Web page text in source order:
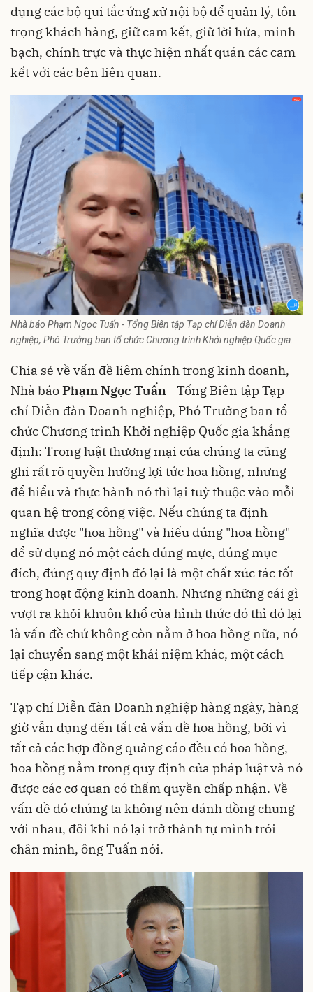
dụng các bộ qui tắc ứng xử nội bộ để quản lý, tôn
trọng khách hàng, giữ cam kết, giữ lời hứa, minh
bạch, chính trực và thực hiện nhất quán các cam
kết với các bên liên quan.
Nhà báo Phạm Ngọc Tuấn - Tổng Biên tập Tạp chí Diễn đàn Doanh
nghiệp, Phó Trưởng ban tổ chức Chương trình Khởi nghiệp Quốc gia.
Chia sẻ về vấn đề liêm chính trong kinh doanh,
Nhà báoPhạm Ngọc Tuấn - Tổng Biên tập Tạp
chí Diễn đàn Doanh nghiệp, Phó Trưởng ban tổ
chức Chương trình Khởi nghiệp Quốc gia khẳng
định: Trong luật thương mại của chúng ta cũng
ghi rất rõ quyền hưởng lợi tức hoa hồng, nhưng
để hiểu và thực hành nó thì lại tuỳ thuộc vào mỗi
quan hệ trong công việc. Nếu chúng ta định
nghĩa được "hoa hồng" và hiểu đúng "hoa hồng"
để sử dụng nó một cách đúng mực, đúng mục
đích, đúng quy định đó lại là một chất xúc tác tốt
trong hoạt động kinh doanh. Nhưng những cái gì
vượt ra khỏi khuôn khổ của hình thức đó thì đó lại
là vấn đề chứ không còn nằm ở hoa hồng nữa, nó
lại chuyển sang một khái niệm khác, một cách
tiếp cận khác.
Tạp chí Diễn đàn Doanh nghiệp hàng ngày, hàng
giờ vẫn đụng đến tất cả vấn đề hoa hồng, bởi vì
tất cả các hợp đồng quảng cáo đều có hoa hồng,
hoa hồng nằm trong quy định của pháp luật và nó
được các cơ quan có thẩm quyền chấp nhận. Về
vấn đề đó chúng ta không nên đánh đồng chung
với nhau, đôi khi nó lại trở thành tự mình trói
chân mình, ông Tuấn nói.